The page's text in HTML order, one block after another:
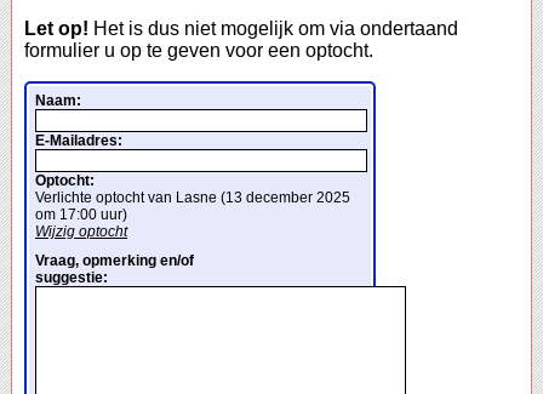
Let op! Het is dus niet mogelijk om via ondertaand
formulier u op te geven voor een optocht.
Naam:
E-Mailadres:
Optocht:
Verlichte optocht van Lasne (13 december 2025
om 17:00 uur)
Wijzig optocht
Vraag, opmerking en/of
suggestie: